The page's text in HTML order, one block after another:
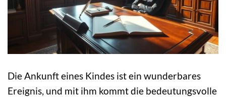
Die Ankunft eines Kindes ist ein wunderbares
Ereignis, und mit ihm kommt die bedeutungsvolle